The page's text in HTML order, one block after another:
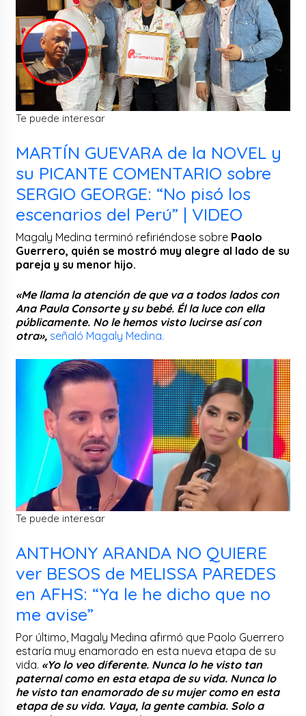
Te puede interesar
MARTÍN GUEVARA de la NOVEL y
su PICANTE COMENTARIO sobre
SERGIO GEORGE: “No pisó los
escenarios del Perú” | VIDEO
Magaly Medina terminó refiriéndose sobre Paolo
Guerrero, quién se mostró muy alegre al lado de su
pareja y su menor hijo.
«Me llama la atención de que va a todos lados con
Ana Paula Consorte y su bebé. Él la luce con ella
públicamente. No le hemos visto lucirse así con
otra», señaló Magaly Medina.
Te puede interesar
ANTHONY ARANDA NO QUIERE
ver BESOS de MELISSA PAREDES
en AFHS: “Ya le he dicho que no
me avise”
Por último, Magaly Medina afirmó que Paolo Guerrero
estaría muy enamorado en esta nueva etapa de su
vida. «Yo lo veo diferente. Nunca lo he visto tan
paternal como en esta etapa de su vida. Nunca lo
he visto tan enamorado de su mujer como en esta
etapa de su vida. Vaya, la gente cambia. Solo a